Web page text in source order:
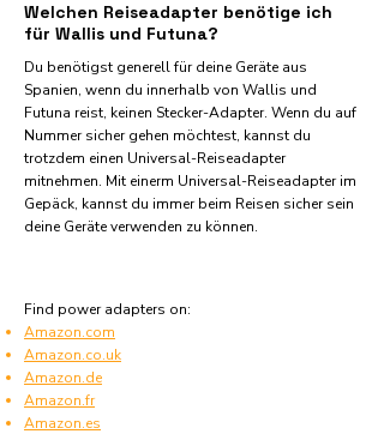
Welchen Reiseadapter benötige ich
für Wallis und Futuna?
Du benötigst generell für deine Geräte aus
Spanien, wenn du innerhalb von Wallis und
Futuna reist, keinen Stecker-Adapter. Wenn du auf
Nummer sicher gehen möchtest, kannst du
trotzdem einen Universal-Reiseadapter
mitnehmen. Mit einerm Universal-Reiseadapter im
Gepäck, kannst du immer beim Reisen sicher sein
deine Geräte verwenden zu können.
Find power adapters on:
Amazon.com
Amazon.co.uk
Amazon.de
Amazon.fr
Amazon.es